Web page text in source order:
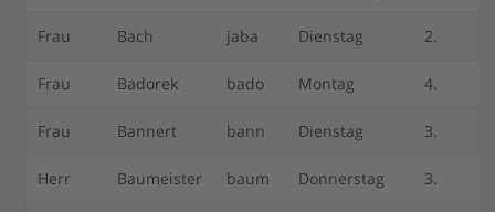
Frau Bach jaba Dienstag 2.
Frau Badorek bado Montag 4.
Frau Bannert bann Dienstag 3.
Herr Baumeister baum Donnerstag 3.